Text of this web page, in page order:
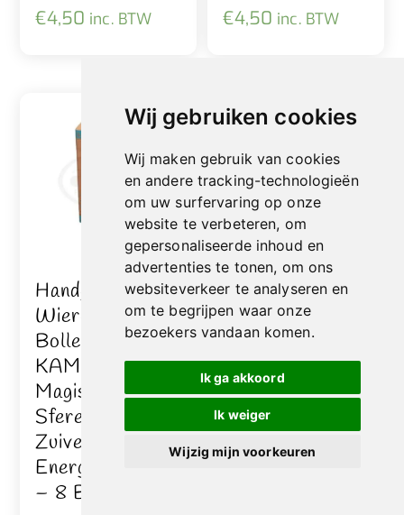
Wij gebruiken cookies
Wij maken gebruik van cookies
en andere tracking-technologieën
om uw surfervaring op onze
website te verbeteren, om
gepersonaliseerde inhoud en
advertenties te tonen, om ons
websiteverkeer te analyseren en
om te begrijpen waar onze
bezoekers vandaan komen.
Ik ga akkoord
Ik weiger
Wijzig mijn voorkeuren
€4,50 inc. BTW €4,50 inc. BTW
Handgemaakte
Wierook
Bolletjes Met
KAMFER –
Magische
Sferen –
Zuivering En
Energiebescherming
– 8 Bolletjes
Handgemaakte
Wierook
Bolletjes Met
PALO SANTO
– Genezing En
Reiniging – 8
Bolletjes